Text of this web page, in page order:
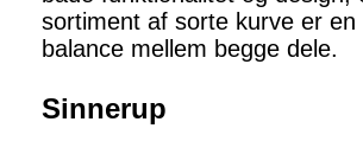
sortiment af sorte kurve er en
balance mellem begge dele.
Sinnerup